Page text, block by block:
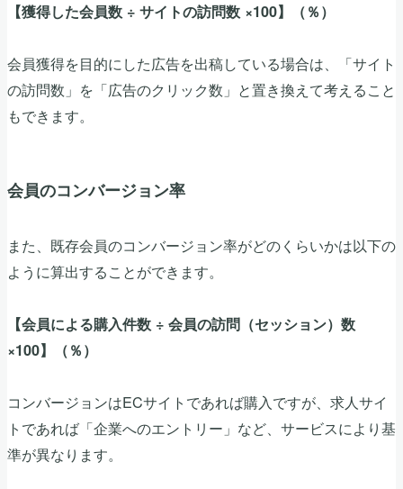
【獲得した会員数 ÷ サイトの訪問数 ×100】（％）
会員獲得を目的にした広告を出稿している場合は、「サイト
の訪問数」を「広告のクリック数」と置き換えて考えること
もできます。
会員のコンバージョン率
また、既存会員のコンバージョン率がどのくらいかは以下の
ように算出することができます。
【会員による購入件数 ÷ 会員の訪問（セッション）数
×100】（％）
コンバージョンはECサイトであれば購入ですが、求人サイ
トであれば「企業へのエントリー」など、サービスにより基
準が異なります。